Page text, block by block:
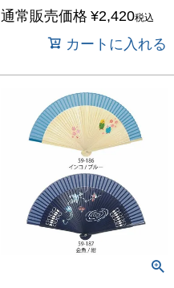
通常販売価格 ¥2,420税込
カートに入れる